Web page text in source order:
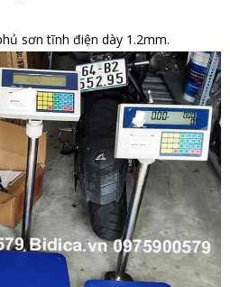
sơn tĩnh điện dày 1.2mm.